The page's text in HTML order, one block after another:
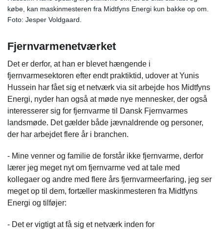
købe, kan maskinmesteren fra Midtfyns Energi kun bakke op om.
Foto: Jesper Voldgaard.
Fjernvarmenetværket
Det er derfor, at han er blevet hængende i
fjernvarmesektoren efter endt praktiktid, udover at Yunis
Hussein har fået sig et netværk via sit arbejde hos Midtfyns
Energi, nyder han også at møde nye mennesker, der også
interesserer sig for fjernvarme til Dansk Fjernvarmes
landsmøde. Det gælder både jævnaldrende og personer,
der har arbejdet flere år i branchen.
- Mine venner og familie de forstår ikke fjernvarme, derfor
lærer jeg meget nyt om fjernvarme ved at tale med
kollegaer og andre med flere års fjernvarmeerfaring, jeg ser
meget op til dem, fortæller maskinmesteren fra Midtfyns
Energi og tilføjer:
- Det er vigtigt at få sig et netværk inden for